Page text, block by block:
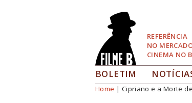
REFERÊNCIA
NO
CINEMA NO
BOLETIM
Você está aqui
Home | Cipriano e a Morte